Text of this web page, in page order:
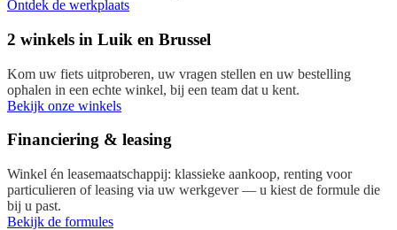
Ontdek de werkplaats
2 winkels in Luik en Brussel
Kom uw fiets uitproberen, uw vragen stellen en uw bestelling
ophalen in een echte winkel, bij een team dat u kent.
Bekijk onze winkels
Financiering & leasing
Winkel én leasemaatschappij: klassieke aankoop, renting voor
particulieren of leasing via uw werkgever — u kiest de formule die
bij u past.
Bekijk de formules